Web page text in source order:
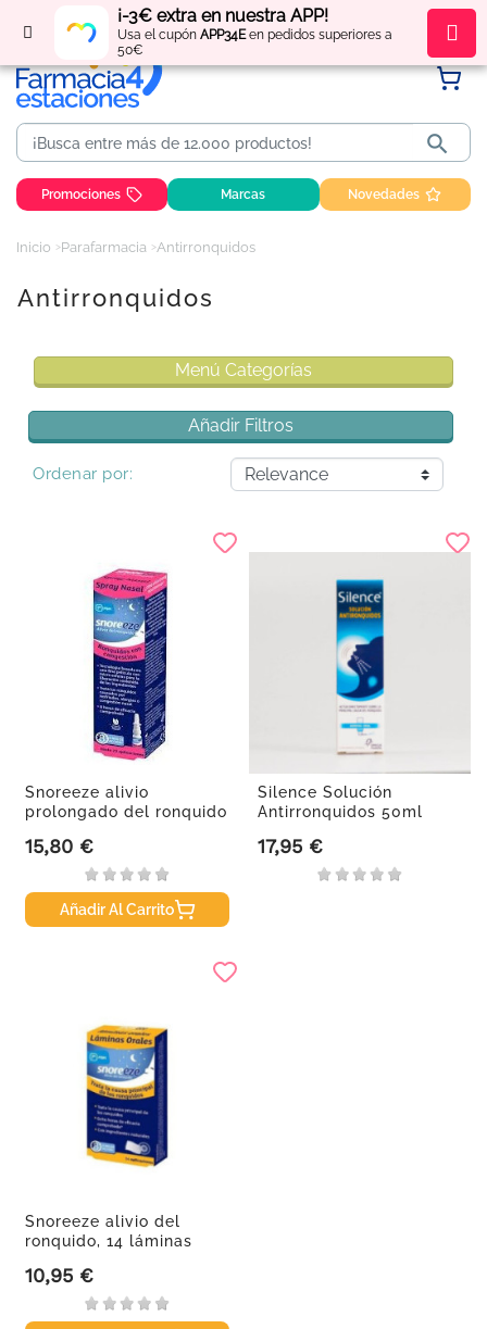
¡-3€ extra en nuestra APP!
Usa el cupón APP34Een pedidos superiores a
50€
Regístratey obténpuntos por tus compras

Promociones Marcas Novedades
Inicio Parafarmacia Antirronquidos
Antirronquidos
Menú Categorías
Añadir Filtros
Ordenar por:
Snoreeze alivio
prolongado del ronquido
Precio
15,80 €
Añadir Al Carrito
Silence Solución
Antirronquidos 50ml
Precio
17,95 €
Snoreeze alivio del
ronquido, 14 láminas
Precio
10,95 €